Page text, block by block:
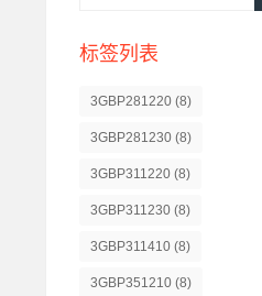
标签列表
3GBP281220 (8)
3GBP281230 (8)
3GBP311220 (8)
3GBP311230 (8)
3GBP311410 (8)
3GBP351210 (8)